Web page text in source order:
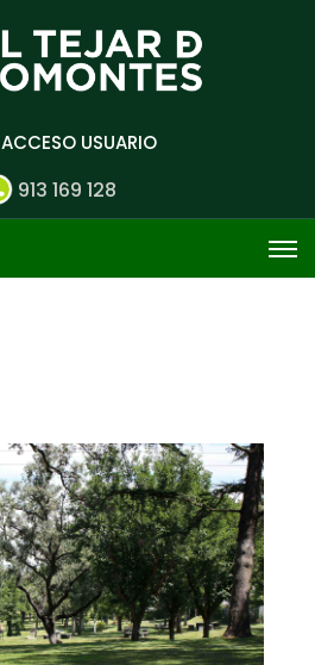
ACCESO USUARIO
913 169 128